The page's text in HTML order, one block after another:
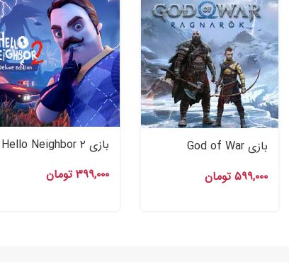
بازی God of War
Ps۵
۵۹۹,۰۰۰ تومان
بازی Hello Neighbor ۲
قانونی PS۴ , PS۵
۳۹۹,۰۰۰ تومان